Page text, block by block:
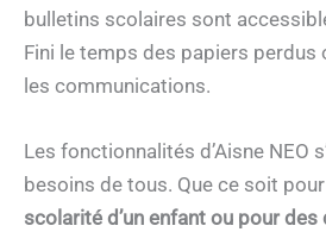
bulletins scolaires sont
Fini le temps des papiers perdus
les communications.
Les fonctionnalités d’Aisne NEO
besoins de tous. Que ce soit pour
scolarité d’un enfant ou pour des